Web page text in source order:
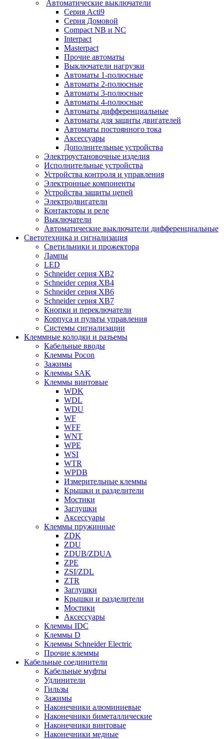
Автоматические выключатели
Серия Acti9
Серия Домовой
Compact NB и NC
Interpact
Masterpact
Прочие автоматы
Выключатели нагрузки
Автоматы 1-полюсные
Автоматы 2-полюсные
Автоматы 3-полюсные
Автоматы 4-полюсные
Автоматы дифференциальные
Автоматы для защиты двигателей
Автоматы постоянного тока
Аксессуары
Дополнительные устройства
Электроустановочные изделия
Исполнительные устройства
Устройства контроля и управления
Электронные компоненты
Устройства защиты цепей
Электродвигатели
Контакторы и реле
Выключатели
Автоматические выключатели дифференциальные
Светотехника и сигнализация
Светильники и прожектора
Лампы
LED
Schneider серия XB2
Schneider серия XB4
Schneider серия XB6
Schneider серия XB7
Кнопки и переключатели
Корпуса и пульты управления
Системы сигнализации
Клеммные колодки и разъемы
Кабельные вводы
Клеммы Pocon
Зажимы
Клеммы SAK
Клеммы винтовые
WDK
WDL
WDU
WF
WFF
WNT
WPE
WSI
WTR
WPDB
Измерительные клеммы
Крышки и разделители
Мостики
Заглушки
Аксессуары
Клеммы пружинные
ZDK
ZDU
ZDUB/ZDUA
ZPE
ZSI/ZDL
ZTR
Заглушки
Крышки и разделители
Мостики
Аксессуары
Клеммы IDC
Клеммы D
Клеммы Schneider Electric
Прочие клеммы
Кабельные соединители
Кабельные муфты
Удлинители
Гильзы
Зажимы
Наконечники алюминиевые
Наконечники биметаллические
Наконечники винтовые
Наконечники медные